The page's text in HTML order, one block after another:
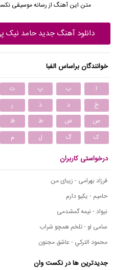
متن این آهنگ از رسانه موسیقی
دانلود آهنگ جدید حامد نیک
خوانندگان براساس الفبا
ا ب پ ت
خ
د ذ ر
ص
ض ط ظ
ک
گ ل م
درخواستی کاربران
فرزاد بهرامی - زیبای من
حامیم - یکیو دارم
نیواد - نیمه گمشدمی
سامی لو - تلخم همچو شراب
محمود التركي - عاشق مجنون
جدیدترین ها در نکست وان